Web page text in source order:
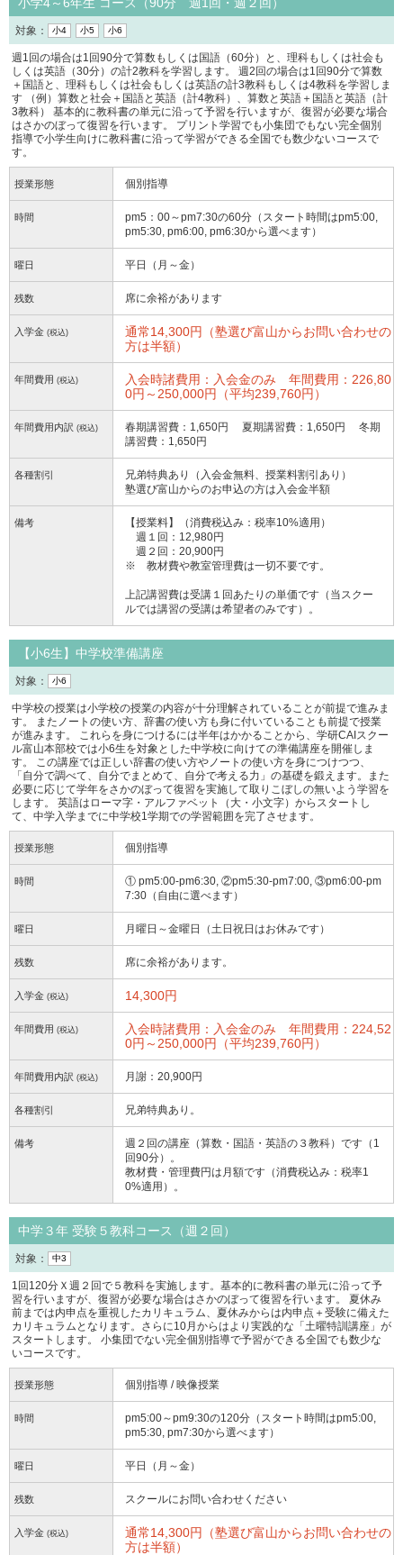
小学4～6年生 コース（90分 週1回・週２回）
対象： 小4 小5 小6
週1回の場合は1回90分で算数もしくは国語（60分）と、理科もしくは社会も
しくは英語（30分）の計2教科を学習します。 週2回の場合は1回90分で算数
＋国語と、理科もしくは社会もしくは英語の計3教科もしくは4教科を学習しま
す （例）算数と社会＋国語と英語（計4教科）、算数と英語＋国語と英語（計
3教科） 基本的に教科書の単元に沿って予習を行いますが、復習が必要な場合
はさかのぼって復習を行います。 プリント学習でも小集団でもない完全個別
指導で小学生向けに教科書に沿って学習ができる全国でも数少ないコースで
す。
授業形態 個別指導
時間
pm5：00～pm7:30の60分（スタート時間はpm5:00,
pm5:30, pm6:00, pm6:30から選べます）
曜日 平日（月～金）
残数 席に余裕があります
入学金 (税込)
通常14,300円（塾選び富山からお問い合わせの
方は半額）
年間費用 (税込)
入会時諸費用：入会金のみ 年間費用：226,80
0円～250,000円（平均239,760円）
年間費用内訳 (税込)
春期講習費：1,650円 夏期講習費：1,650円 冬期
講習費：1,650円
各種割引
兄弟特典あり（入会金無料、授業料割引あり）
塾選び富山からのお申込の方は入会金半額
備考
【授業料】（消費税込み：税率10%適用）
週１回：12,980円
週２回：20,900円
※ 教材費や教室管理費は一切不要です。
上記講習費は受講１回あたりの単価です（当スクー
ルでは講習の受講は希望者のみです）。
【小6生】中学校準備講座
対象： 小6
中学校の授業は小学校の授業の内容が十分理解されていることが前提で進みま
す。 またノートの使い方、辞書の使い方も身に付いていることも前提で授業
が進みます。 これらを身につけるには半年はかかることから、学研CAIスクー
ル富山本部校では小6生を対象とした中学校に向けての準備講座を開催しま
す。 この講座では正しい辞書の使い方やノートの使い方を身につけつつ、
「自分で調べて、自分でまとめて、自分で考える力」の基礎を鍛えます。また
必要に応じて学年をさかのぼって復習を実施して取りこぼしの無いよう学習を
します。 英語はローマ字・アルファベット（大・小文字）からスタートし
て、中学入学までに中学校1学期での学習範囲を完了させます。
授業形態 個別指導
時間
① pm5:00-pm6:30, ②pm5:30-pm7:00, ③pm6:00-pm
7:30（自由に選べます）
曜日 月曜日～金曜日（土日祝日はお休みです）
残数 席に余裕があります。
入学金 (税込) 14,300円
年間費用 (税込)
入会時諸費用：入会金のみ 年間費用：224,52
0円～250,000円（平均239,760円）
年間費用内訳 (税込) 月謝：20,900円
各種割引 兄弟特典あり。
備考
週２回の講座（算数・国語・英語の３教科）です（1
回90分）。
教材費・管理費円は月額です（消費税込み：税率1
0%適用）。
中学３年 受験５教科コース（週２回）
対象： 中3
1回120分Ｘ週２回で５教科を実施します。基本的に教科書の単元に沿って予
習を行いますが、復習が必要な場合はさかのぼって復習を行います。 夏休み
前までは内申点を重視したカリキュラム、夏休みからは内申点＋受験に備えた
カリキュラムとなります。さらに10月からはより実践的な「土曜特訓講座」が
スタートします。 小集団でない完全個別指導で予習ができる全国でも数少な
いコースです。
授業形態 個別指導 / 映像授業
時間
pm5:00～pm9:30の120分（スタート時間はpm5:00,
pm5:30, pm7:30から選べます）
曜日 平日（月～金）
残数 スクールにお問い合わせください
入学金 (税込)
通常14,300円（塾選び富山からお問い合わせの
方は半額）